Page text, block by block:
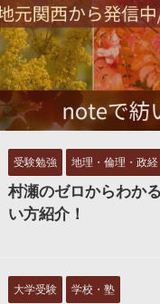
受験勉強 地理・倫理・政経
村瀬のゼロからわか
い方紹介！
大学受験 学校・塾